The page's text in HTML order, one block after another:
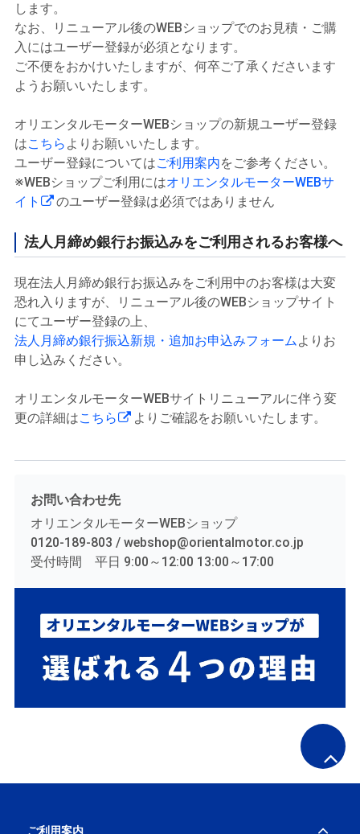
します。
なお、リニューアル後のWEBショップでのお見積・ご購
入にはユーザー登録が必須となります。
ご不便をおかけいたしますが、何卒ご了承くださいます
ようお願いいたします。
オリエンタルモーターWEBショップの新規ユーザー登録
はこちら よりお願いいたします。
ユーザー登録についてはご利用案内をご参考ください。
※WEBショップご利用にはオリエンタルモーターWEBサ
イト
のユーザー登録は必須ではありません
法人月締め銀行お振込みをご利用されるお客様へ
現在法人月締め銀行お振込みをご利用中のお客様は大変
恐れ入りますが、リニューアル後のWEBショップサイト
にてユーザー登録の上、
法人月締め銀行振込新規・追加お申込みフォームよりお
申し込みください。
オリエンタルモーターWEBサイトリニューアルに伴う変
更の詳細はこちら よりご確認をお願いいたします。
お問い合わせ先
オリエンタルモーターWEBショップ
0120-189-803 / webshop@orientalmotor.co.jp
受付時間 平日 9:00～12:00 13:00～17:00
ご利用案内